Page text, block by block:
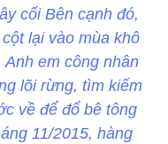
cối Bên cạnh đó,
lại vào mùa khô
em công nhân
lõi rừng, tìm kiếm
về để đổ bê tông
11/2015, hàng